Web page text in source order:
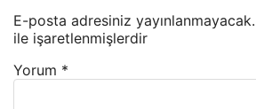
E-posta adresiniz yayınlanmayacak.
ile işaretlenmişlerdir
Yorum *